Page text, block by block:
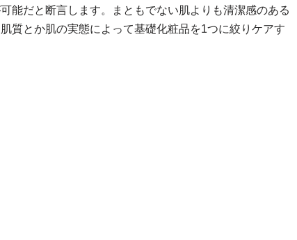
能だと断言します。まともでない肌よりも清潔感のある
質とか肌の実態によって基礎化粧品を1つに絞りケアす